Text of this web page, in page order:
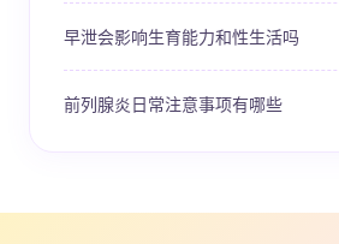
早泄会影响生育能力和性生活吗
前列腺炎日常注意事项有哪些